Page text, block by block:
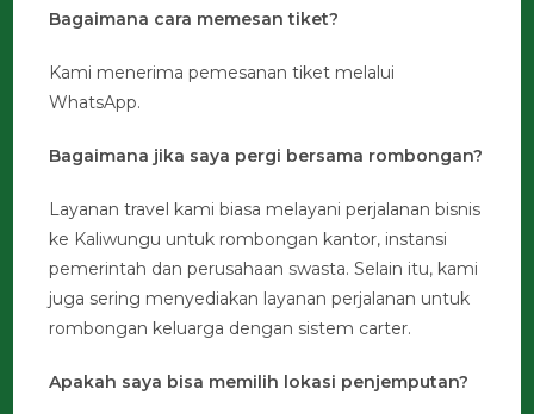
Bagaimana cara memesan tiket?
Kami menerima pemesanan tiket melalui
WhatsApp.
Bagaimana jika saya pergi bersama rombongan?
Layanan travel kami biasa melayani perjalanan bisnis
ke Kaliwungu untuk rombongan kantor, instansi
pemerintah dan perusahaan swasta. Selain itu, kami
juga sering menyediakan layanan perjalanan untuk
rombongan keluarga dengan sistem carter.
Apakah saya bisa memilih lokasi penjemputan?